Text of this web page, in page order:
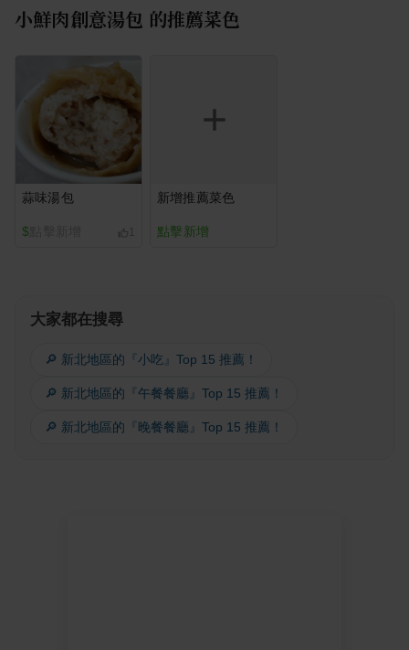
小鮮肉創意湯包 的推薦菜色
蒜味湯包
$
新增推薦菜色
點擊新增
大家都在搜尋
🔎 新北地區的『小吃』Top 15 推薦！
🔎 新北地區的『午餐餐廳』Top 15 推薦！
🔎 新北地區的『晚餐餐廳』Top 15 推薦！